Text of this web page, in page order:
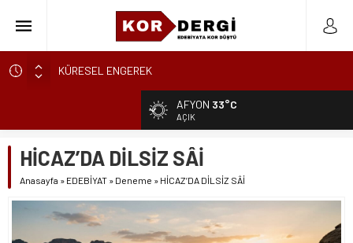
KÜRESEL ENGEREK
YUVANIN TA KENDİSİ
KARALAMALAR
SÖZDE KALANLAR
LEYLA, AŞKIN ÖZNESİDİR
YIKILMAYAN GENÇLİK
AFYON 33°C
AÇIK
HİCAZ’DA DİLSİZ SÂİ
Anasayfa » EDEBİYAT » Deneme » HİCAZ’DA DİLSİZ SÂİ